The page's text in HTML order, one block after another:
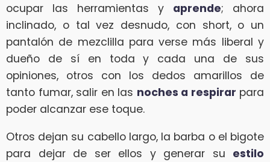
ocupar las herramientas y aprende; ahora
inclinado, o tal vez desnudo, con short, o un
pantalón de mezclilla para verse más liberal y
dueño de sí en toda y cada una de sus
opiniones, otros con los dedos amarillos de
tanto fumar, salir en las noches a respirar para
poder alcanzar ese toque.
Otros dejan su cabello largo, la barba o el bigote
para dejar de ser ellos y generar su estilo